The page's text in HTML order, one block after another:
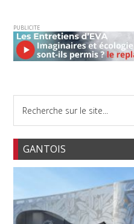
PUBLICITE
GANTOIS